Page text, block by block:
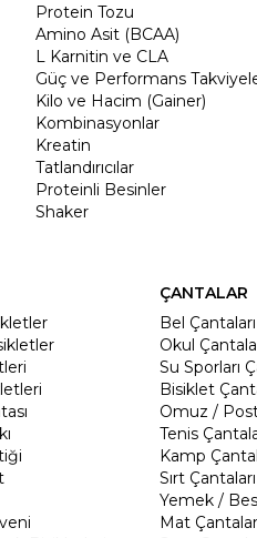
Protein Tozu
Amino Asit (BCAA)
L Karnitin ve CLA
Güç ve Performans
Kilo ve Hacim (Gainer)
Kombinasyonlar
Kreatin
Tatlandırıcılar
Proteinli Besinler
Shaker
ÇANTALAR
Bel Çantaları
Okul
Su Sporları
Bisiklet
Omuz /
Tenis
Kamp
Sırt Çantaları
Yemek /
Mat